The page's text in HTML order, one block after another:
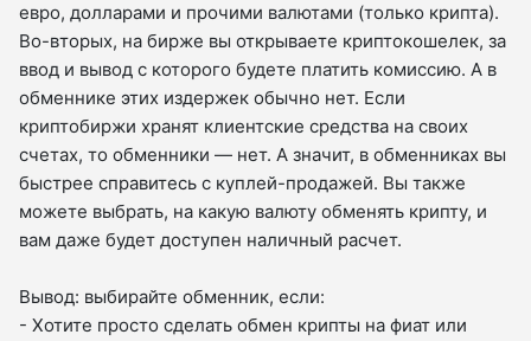
евро, долларами и прочими валютами (только крипта).
Во-вторых, на бирже вы открываете криптокошелек, за
ввод и вывод с которого будете платить комиссию. А в
обменнике этих издержек обычно нет. Если
криптобиржи хранят клиентские средства на своих
счетах, то обменники — нет. А значит, в обменниках вы
быстрее справитесь с куплей-продажей. Вы также
можете выбрать, на какую валюту обменять крипту, и
вам даже будет доступен наличный расчет.
Вывод: выбирайте обменник, если:
- Хотите просто сделать обмен крипты на фиат или